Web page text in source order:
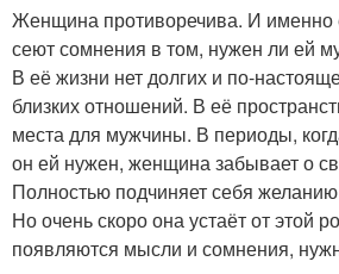
Женщина противоречива. И именно
сеют сомнения в том, нужен ли ей
В её жизни нет долгих и по-
близких отношений. В её
места для мужчины. В периоды,
он ей нужен, женщина забывает о
Полностью подчиняет себя
Но очень скоро она устаёт от этой
появляются мысли и сомнения,